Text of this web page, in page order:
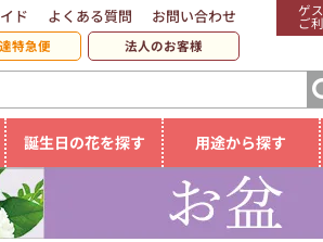
ゲ
ご
ド よくある質問 お問い合わせ
特急便 法人のお客様
誕生日の花を探す 用途から探す